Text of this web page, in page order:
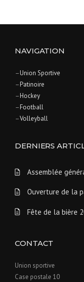
s
t
s
n
a
v
i
g
a
o
n
NAVIGATION
–Union Sportive
–Patinoire
–Hockey
–Football
–Volleyball
DERNIERS
Assemblée
Ouverture de la
Fête de la bière
CONTACT
Union sportive
Case postale 10